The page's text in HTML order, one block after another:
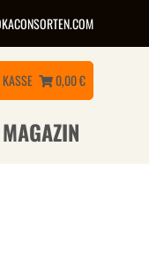
0,00 €
MAGAZIN